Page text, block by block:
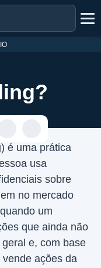
é uma prática
usa
sobre
no mercado
um
que ainda não
e, com base
ações da